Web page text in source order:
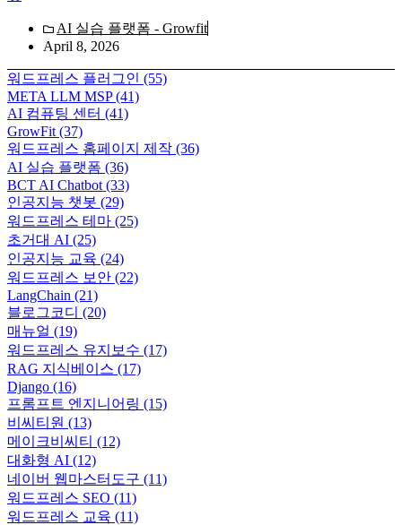
AI 실습 플랫폼 - Growfit
April 8, 2026
워드프레스 플러그인 (55)
META LLM MSP(41)
AI 컴퓨팅 센터 (41)
GrowFit (37)
워드프레스 홈페이지 제작 (36)
AI 실습 플랫폼 (36)
BCT AI Chatbot (33)
인공지능 챗봇 (29)
워드프레스 테마 (25)
초거대 AI (25)
인공지능 교육 (24)
워드프레스 보안 (22)
LangChain (21)
블로그코디 (20)
매뉴얼 (19)
워드프레스 유지보수 (17)
RAG 지식베이스 (17)
Django (16)
프롬프트 엔지니어링 (15)
비씨티원 (13)
메이크비씨티 (12)
대화형 AI (12)
네이버 웹마스터도구 (11)
워드프레스 SEO (11)
워드프레스 교육 (11)